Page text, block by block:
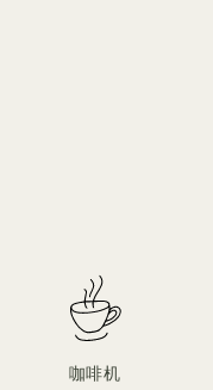
咖啡机